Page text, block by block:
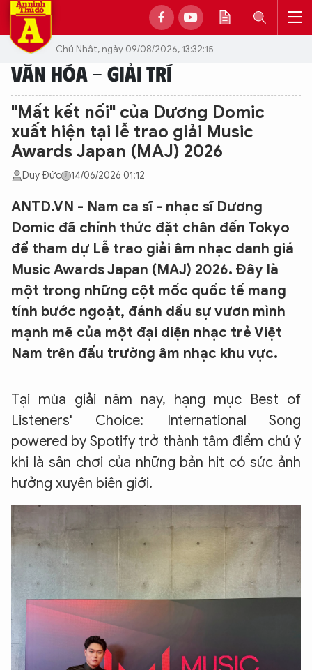
Chủ Nhật, ngày 09/08/2026, 13:32:15
VĂN HÓA - GIẢI TRÍ
"Mất kết nối" của Dương Domic
xuất hiện tại lễ trao giải Music
Awards Japan (MAJ) 2026
Duy Đức 14/06/2026 01:12
ANTD.VN - Nam ca sĩ - nhạc sĩ Dương
Domic đã chính thức đặt chân đến Tokyo
để tham dự Lễ trao giải âm nhạc danh giá
Music Awards Japan (MAJ) 2026. Đây là
một trong những cột mốc quốc tế mang
tính bước ngoặt, đánh dấu sự vươn mình
mạnh mẽ của một đại diện nhạc trẻ Việt
Nam trên đấu trường âm nhạc khu vực.
Tại mùa giải năm nay, hạng mục Best of
Listeners' Choice: International Song
powered by Spotify trở thành tâm điểm chú ý
khi là sân chơi của những bản hit có sức ảnh
hưởng xuyên biên giới.